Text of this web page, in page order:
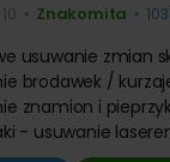
• Znakomita •
usuwanie zmian
brodawek /
znamion i
- usuwanie